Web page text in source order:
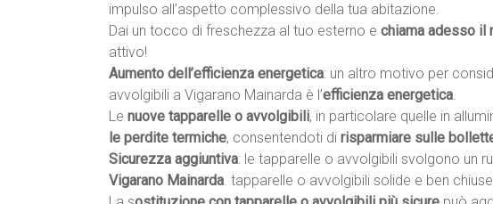
impulso all’aspetto complessivo della tua abitazione.
Dai un tocco di freschezza al tuo esterno e chiama adesso il
attivo!
Aumento dell’efficienza energetica: un altro motivo per
avvolgibili a Vigarano Mainarda è l’efficienza energetica.
Le nuove tapparelle o avvolgibili, in particolare quelle in
le perdite termiche, consentendoti di risparmiare sulle
Sicurezza aggiuntiva: le tapparelle o avvolgibili svolgono un
Vigarano Mainarda. tapparelle o avvolgibili solide e ben